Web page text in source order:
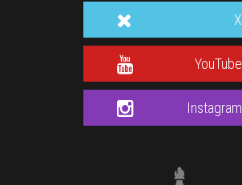
X
YouTube
Instagram